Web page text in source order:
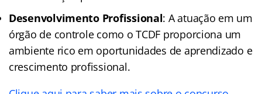
Desenvolvimento Profissional: A atuação em um
órgão de controle como o TCDF proporciona um
ambiente rico em oportunidades de aprendizado e
crescimento profissional.